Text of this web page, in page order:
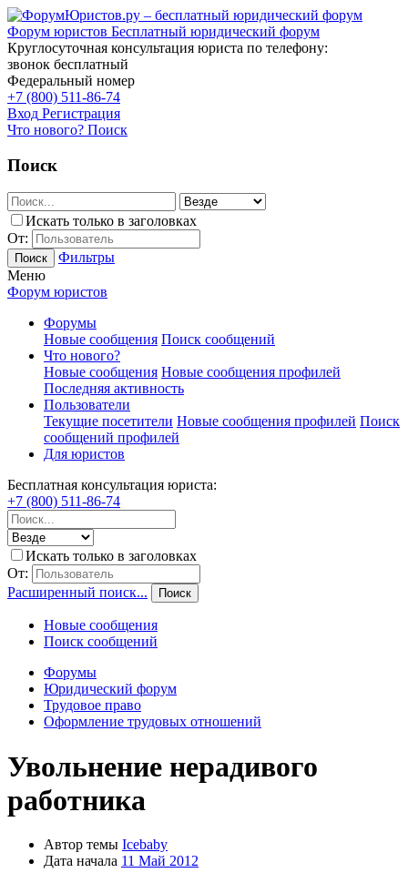
Форум юристов Бесплатный юридический форум
Круглосуточная консультация юриста по телефону:
звонок бесплатный
Федеральный номер
+7 (800) 511-86-74
Вход Регистрация
Что нового? Поиск
Поиск
Искать только в заголовках
От:
Поиск
Фильтры
Меню
Форум юристов
Форумы
Новые сообщения Поиск сообщений
Что нового?
Новые сообщения Новые сообщения профилей
Последняя активность
Пользователи
Текущие посетители Новые сообщения профилей Поиск
сообщений профилей
Для юристов
Бесплатная консультация юриста:
+7 (800) 511-86-74
Искать только в заголовках
От:
Расширенный поиск...
Поиск
Новые сообщения
Поиск сообщений
Форумы
Юридический форум
Трудовое право
Оформление трудовых отношений
Увольнение нерадивого
работника
Автор темы Icebaby
Дата начала 11 Май 2012